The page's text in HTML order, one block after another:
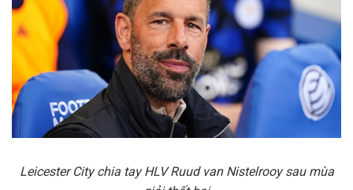
Leicester City chia tay HLV Ruud van Nistelrooy sau mùa